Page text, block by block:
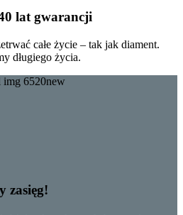
lat gwarancji
całe życie – tak jak diament.
długiego życia.
zasięg!